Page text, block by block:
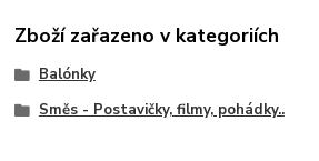
Zboží zařazeno v kategoriích
Balónky
Směs - Postavičky, filmy, pohádky..